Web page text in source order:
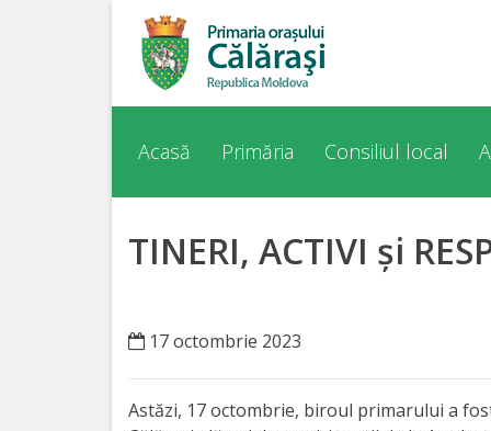
orașul
Călărași
Orașului
Personalități
Acasă Primăria Consiliul local
TINERI, ACTIVI și
17 octombrie 2023
Astăzi, 17 octombrie, biroul primarului a